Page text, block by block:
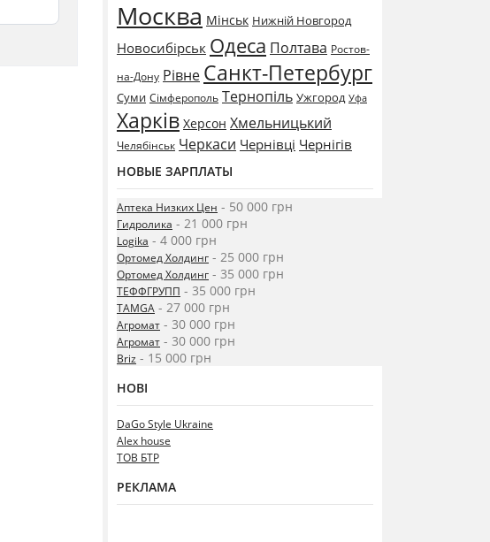
Москва Мінськ Нижній Новгород
Новосибірськ Одеса Полтава Ростов-
на-Дону Рівне Санкт-Петербург
Суми Сімферополь Тернопіль Ужгород Уфа
Харків Херсон Хмельницький
Челябінськ Черкаси Чернівці Чернігів
НОВЫЕ ЗАРПЛАТЫ
Аптека Низких Цен - 50 000 грн
Гидролика - 21 000 грн
Logika - 4 000 грн
Ортомед Холдинг - 25 000 грн
Ортомед Холдинг - 35 000 грн
ТЕФФГРУПП - 35 000 грн
TAMGA - 27 000 грн
Агромат - 30 000 грн
Агромат - 30 000 грн
Briz - 15 000 грн
НОВІ
DaGo Style Ukraine
Alex house
ТОВ БТР
РЕКЛАМА